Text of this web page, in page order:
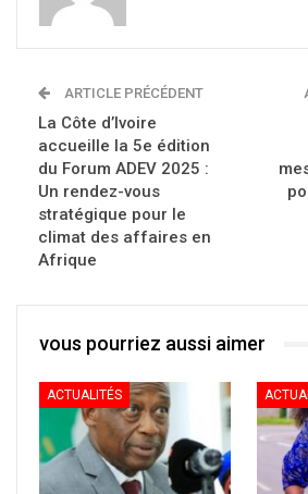
ARTICLE PRÉCÉDENT
La Côte d’Ivoire
accueille la 5e édition
du Forum ADEV 2025 :
Un rendez-vous
stratégique pour le
climat des affaires en
Afrique
vous pourriez aussi aimer
ACTUALITÉS